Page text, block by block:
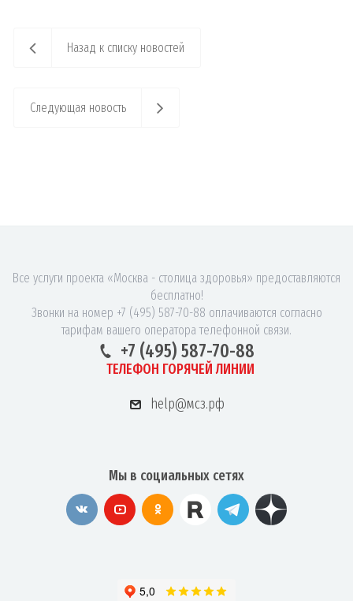
Назад к списку новостей
Следующая новость
Все услуги проекта «Москва - столица здоровья» предоставляются
бесплатно!
Звонки на номер +7 (495) 587-70-88 оплачиваются согласно
тарифам вашего оператора телефонной связи.
+7 (495) 587-70-88
ТЕЛЕФОН ГОРЯЧЕЙ ЛИНИИ
help@мсз.рф
Мы в социальных сетях